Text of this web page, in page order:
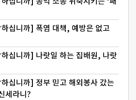
십니까] 폭염 대책, 예방은 없고
십니까] 나랏일 하는 집배원, 나랏
십니까] 정부 믿고 해외봉사 갔는
세라니?